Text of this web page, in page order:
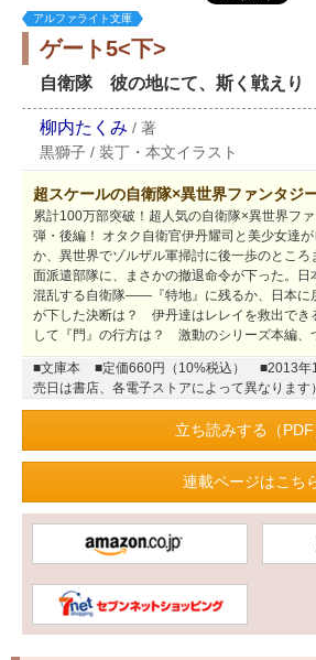
アルファライト文庫
ゲート5<下>
自衛隊 彼の地にて、斯く戦えり
柳内たくみ / 著
黒獅子 / 装丁・本文イラスト
超スケールの自衛隊×異世界ファンタジ
累計100万部突破！超人気の自衛隊×異世界フ
弾・後編！ オタク自衛官伊丹耀司と美少女達
か、異世界でゾルザル軍掃討に後一歩のとこ
面派遣部隊に、まさかの撤退命令が下った。日
混乱する自衛隊――『特地』に残るか、日本に
が下した決断は？ 伊丹達はレレイを救出で
して『門』の行方は？ 激動のシリーズ本編、
■文庫本 ■定価660円（10%税込）
■2013年
売日は書店、各電子ストアによって異なります）
立ち読みする（PDF
連載ページはこち